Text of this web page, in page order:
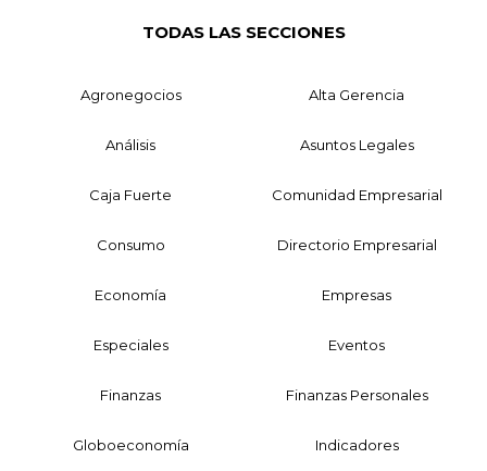
TODAS LAS SECCIONES
Agronegocios Alta Gerencia
Análisis Asuntos Legales
Caja Fuerte Comunidad Empresarial
Consumo Directorio Empresarial
Economía Empresas
Especiales Eventos
Finanzas Finanzas Personales
Globoeconomía Indicadores